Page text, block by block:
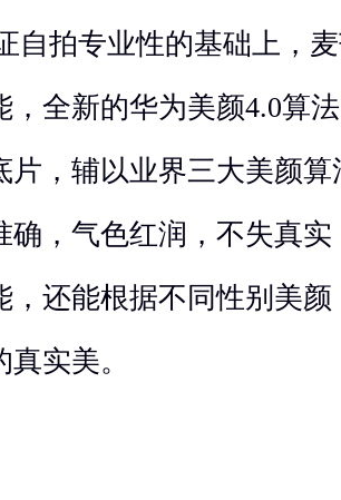
自拍专业性的基础上，
，全新的华为美颜4.0算
片，辅以业界三大美颜
确，气色红润，不失真
，还能根据不同性别美
实美。